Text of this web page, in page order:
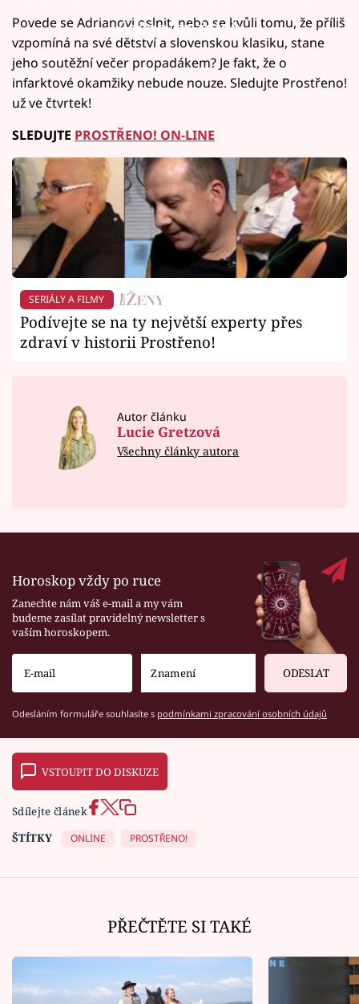
Failed to fetch
Povede se Adrianovi oslnit, nebo se kvůli tomu, že příliš
vzpomíná na své dětství a slovenskou klasiku, stane
jeho soutěžní večer propadákem? Je fakt, že o
infarktové okamžiky nebude nouze. Sledujte Prostřeno!
už ve čtvrtek!
SLEDUJTE PROSTŘENO! ON-LINE
SERIÁLY A FILMY
Podívejte se na ty největší experty přes
zdraví v historii Prostřeno!
Autor článku
Lucie Gretzová
Všechny články autora
Horoskop vždy po ruce
Zanechte nám váš e-mail a my vám
budeme zasílat pravidelný newsletter s
vaším horoskopem.
ODESLAT
Odesláním formuláře souhlasíte s podmínkami zpracování osobních údajů
VSTOUPIT DO DISKUZE
Sdílejte článek
ŠTÍTKY
ONLINE PROSTŘENO!
PŘEČTĚTE SI TAKÉ